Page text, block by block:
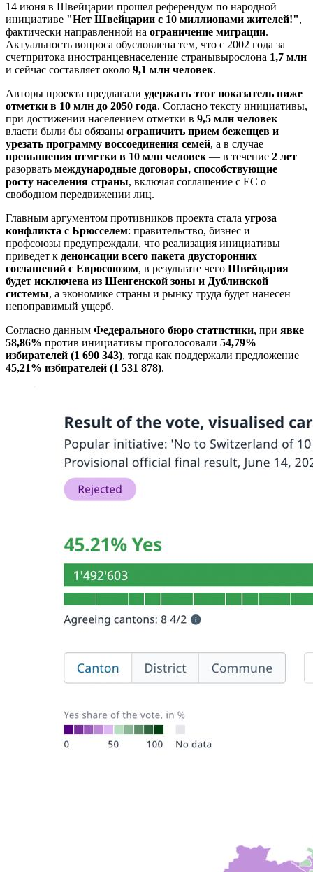
14 июня в Швейцарии прошел референдум по народной
инициативе "Нет Швейцарии с 10 миллионами жителей!",
фактически направленной на ограничение миграции.
Актуальность вопроса обусловлена тем, что с 2002 года за
счетпритока иностранцевнаселение странывырослона 1,7 млн
и сейчас составляет около 9,1 млн человек.
Авторы проекта предлагали удержать этот показатель ниже
отметки в 10 млн до 2050 года. Согласно тексту инициативы,
при достижении населением отметки в 9,5 млн человек
власти были бы обязаны ограничить прием беженцев и
урезать программу воссоединения семей, а в случае
превышения отметки в 10 млн человек — в течение 2 лет
разорвать международные договоры, способствующие
росту населения страны, включая соглашение с ЕС о
свободном передвижении лиц.
Главным аргументом противников проекта стала угроза
конфликта с Брюсселем: правительство, бизнес и
профсоюзы предупреждали, что реализация инициативы
приведет к денонсации всего пакета двусторонних
соглашений с Евросоюзом, в результате чего Швейцария
будет исключена из Шенгенской зоны и Дублинской
системы, а экономике страны и рынку труда будет нанесен
непоправимый ущерб.
Согласно данным Федерального бюро статистики, при явке
58,86% против инициативы проголосовали 54,79%
избирателей (1 690 343), тогда как поддержали предложение
45,21% избирателей (1 531 878).